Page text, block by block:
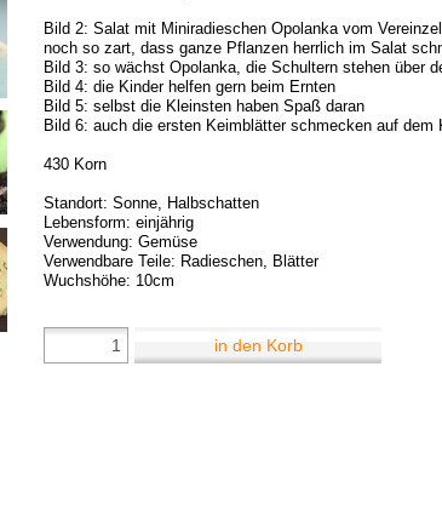
Bild 2: Salat mit Miniradieschen Opolanka vom
noch so zart, dass ganze Pflanzen herrlich im Salat
Bild 3: so wächst Opolanka, die Schultern stehen über
Bild 4: die Kinder helfen gern beim Ernten
Bild 5: selbst die Kleinsten haben Spaß daran
Bild 6: auch die ersten Keimblätter schmecken auf dem
430 Korn
Standort: Sonne, Halbschatten
Lebensform: einjährig
Verwendung: Gemüse
Verwendbare Teile: Radieschen, Blätter
Wuchshöhe: 10cm
in den Korb